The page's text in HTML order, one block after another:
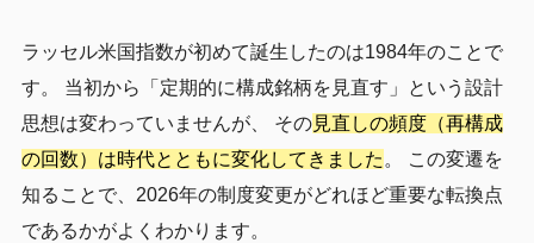
ラッセル米国指数が初めて誕生したのは1984年のことで
す。 当初から「定期的に構成銘柄を見直す」という設計
思想は変わっていませんが、 その見直しの頻度（再構成
の回数）は時代とともに変化してきました 。 この変遷を
知ることで、2026年の制度変更がどれほど重要な転換点
であるかがよくわかります。